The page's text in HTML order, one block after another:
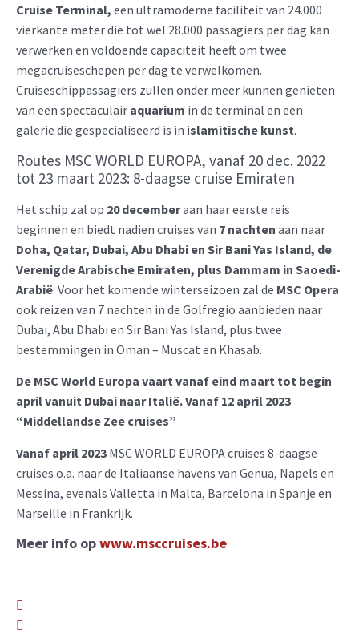
Cruise Terminal, een ultramoderne faciliteit van 24.000
vierkante meter die tot wel 28.000 passagiers per dag kan
verwerken en voldoende capaciteit heeft om twee
megacruiseschepen per dag te verwelkomen.
Cruiseschippassagiers zullen onder meer kunnen genieten
van een spectaculair aquarium in de terminal en een
galerie die gespecialiseerd is in islamitische kunst.
Routes MSC WORLD EUROPA, vanaf 20 dec. 2022
tot 23 maart 2023: 8-daagse cruise Emiraten
Het schip zal op 20 decemberaan haar eerste reis
beginnen en biedt nadien cruises van 7 nachten aan naar
Doha, Qatar, Dubai, Abu Dhabi en Sir Bani Yas Island, de
Verenigde Arabische Emiraten, plus Dammam in Saoedi-
Arabië. Voor het komende winterseizoen zal de MSC Opera
ook reizen van 7 nachten in de Golfregio aanbieden naar
Dubai, Abu Dhabi en Sir Bani Yas Island, plus twee
bestemmingen in Oman – Muscat en Khasab.
De MSC World Europa vaart vanaf eind maart tot begin
april vanuit Dubai naar Italië. Vanaf 12 april 2023
“Middellandse Zee cruises”
Vanaf april 2023 MSC WORLD EUROPA cruises 8-daagse
cruises o.a. naar de Italiaanse havens van Genua, Napels en
Messina, evenals Valletta in Malta, Barcelona in Spanje en
Marseille in Frankrijk.
Meer info opwww.msccruises.be